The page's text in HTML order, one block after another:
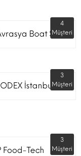
Boat Show
4
Müşteri
İstanbul
3
Müşteri
Food-Tech
3
Müşteri